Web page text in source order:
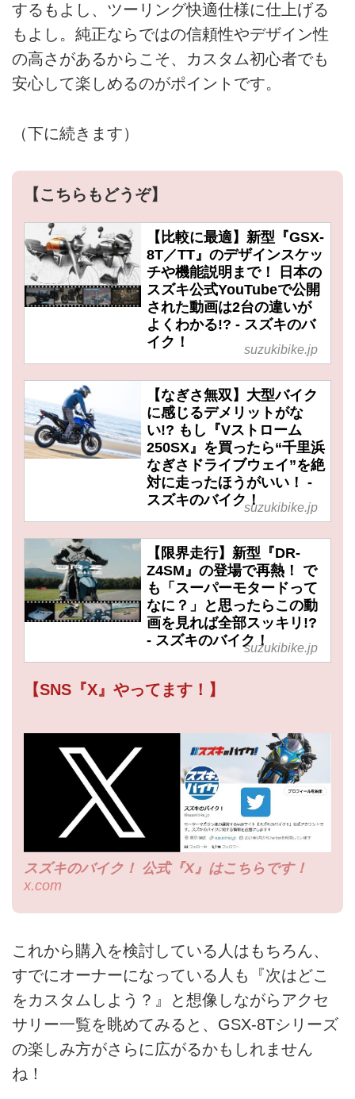
するもよし、ツーリング快適仕様に仕上げる
もよし。純正ならではの信頼性やデザイン性
の高さがあるからこそ、カスタム初心者でも
安心して楽しめるのがポイントです。
（下に続きます）
【こちらもどうぞ】
【比較に最適】新型『GSX-
8T／TT』のデザインスケッ
チや機能説明まで！ 日本の
スズキ公式YouTubeで公開
された動画は2台の違いが
よくわかる!? - スズキのバ
イク！
suzukibike.jp
【なぎさ無双】大型バイク
に感じるデメリットがな
い!? もし『Vストローム
250SX』を買ったら“千里浜
なぎさドライブウェイ”を絶
対に走ったほうがいい！ -
スズキのバイク！suzukibike.jp
【限界走行】新型『DR-
Z4SM』の登場で再熱！ で
も「スーパーモタードって
なに？」と思ったらこの動
画を見れば全部スッキリ!?
- スズキのバイク！suzukibike.jp
【SNS『X』やってます！】
スズキのバイク！ 公式『X』はこちらです！
x.com
これから購入を検討している人はもちろん、
すでにオーナーになっている人も『次はどこ
をカスタムしよう？』と想像しながらアクセ
サリー一覧を眺めてみると、GSX-8Tシリーズ
の楽しみ方がさらに広がるかもしれません
ね！